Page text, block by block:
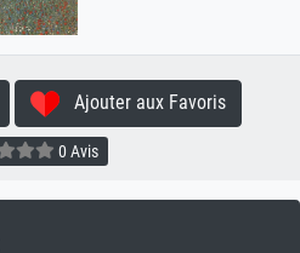
Ajouter aux Favoris
0 Avis